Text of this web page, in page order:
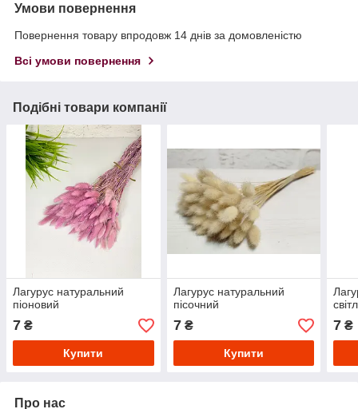
Умови повернення
Повернення товару впродовж 14 днів за домовленістю
Всі умови повернення
Подібні товари компанії
Лагурус натуральний
піоновий
7 ₴
Купити
Лагурус натуральний
пісочний
7₴
Купити
7 ₴
Про нас